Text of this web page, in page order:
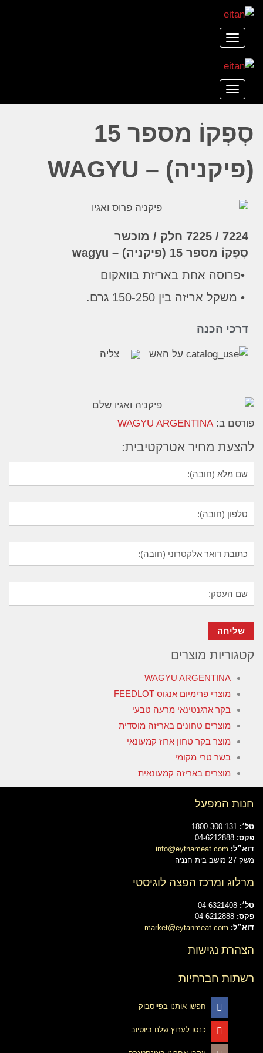
תפריט
תפריט
סְפְקוֹ מספר 15
(פיקניה) – WAGYU
7224 / 7225 חלק / מוכשר
סְפְקוֹ מספר 15 (פיקניה) – wagyu
•פרוסה אחת באריזת בוואקום
• משקל אריזה בין 150-250 גרם.
דרכי הכנה
על האש צליה
פורסם ב: WAGYU ARGENTINA
להצעת מחיר אטרקטיבית:
קטגוריות מוצרים
WAGYU ARGENTINA
מוצרי פרימיום אנגוס FEEDLOT
בקר ארגנטינאי מרעה טבעי
מוצרים טחונים באריזה מוסדית
מוצר בקר טחון ארוז קמעונאי
בשר טרי מקומי
מוצרים באריזה קמעונאית
חנות המפעל
טל׳:
פקס:
דוא״ל: info@eytnameat.com
משק 27 מושב בית חנניה
מרלוג ומרכז הפצה לוגיסטי
טל׳:
פקס:
דוא״ל:
הצהרת נגישות
רשתות חברתיות
חפשו אותנו בפייסבוק
כנסו לערוץ שלנו ביוטיוב